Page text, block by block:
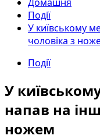
Події
У київському
чоловіка з
Події
У
напав на
ножем